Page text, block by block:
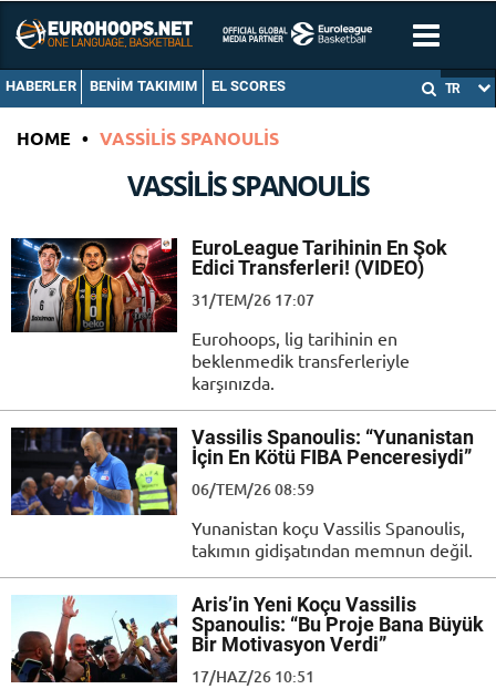
HABERLER BENIM TAKIMIM EL SCORES TR
HOME • VASSILIS SPANOULIS
VASSILIS SPANOULIS
EuroLeague Tarihinin En Şok
Edici Transferleri! (VIDEO)
31/TEM/26 17:07
Eurohoops, lig tarihinin en
beklenmedik transferleriyle
karşınızda.
Vassilis Spanoulis: “Yunanistan
İçin En Kötü FIBA Penceresiydi”
06/TEM/26 08:59
Yunanistan koçu Vassilis Spanoulis,
takımın gidişatından memnun değil.
Aris’in Yeni Koçu Vassilis
Spanoulis: “Bu Proje Bana Büyük
Bir Motivasyon Verdi”
17/HAZ/26 10:51